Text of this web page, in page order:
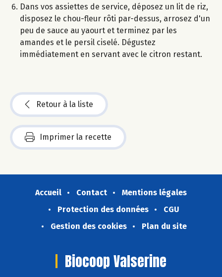
Dans vos assiettes de service, déposez un lit de riz,
disposez le chou-fleur rôti par-dessus, arrosez d'un
peu de sauce au yaourt et terminez par les
amandes et le persil ciselé. Dégustez
immédiatement en servant avec le citron restant.
Retour à la liste
Imprimer la recette
Accueil Contact
Mentions légales
Protection des données
CGU
Gestion des cookies
Plan du site
Biocoop Valserine